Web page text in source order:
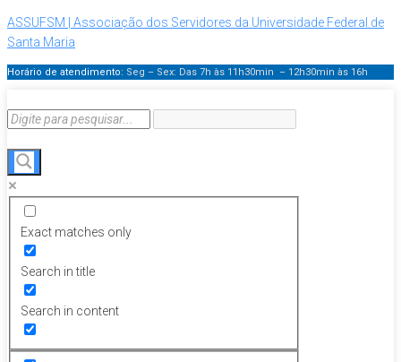
ASSUFSM | Associação dos Servidores da Universidade Federal de
Santa Maria
Horário de atendimento: Seg – Sex: Das 7h às 11h30min – 12h30min às 16h
Exact matches only
Search in title
Search in content